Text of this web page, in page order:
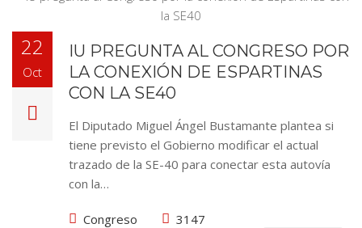
22
Oct
IU PREGUNTA AL CONGRESO POR
LA CONEXIÓN DE ESPARTINAS
CON LA SE40
El Diputado Miguel Ángel Bustamante plantea si
tiene previsto el Gobierno modificar el actual
trazado de la SE-40 para conectar esta autovía
con la…
Congreso 3147